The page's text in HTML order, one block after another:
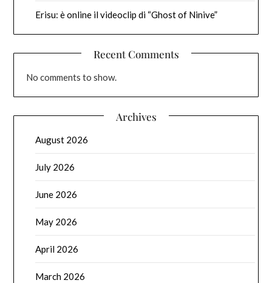
Erisu: è online il videoclip di “Ghost of Ninive”
Recent Comments
No comments to show.
Archives
August 2026
July 2026
June 2026
May 2026
April 2026
March 2026